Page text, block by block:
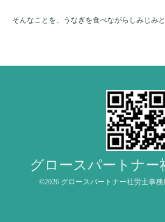
そんなことを、うなぎを食べながらしみじみ
グロースパートナー
©2026 グロースパートナー社労士事務